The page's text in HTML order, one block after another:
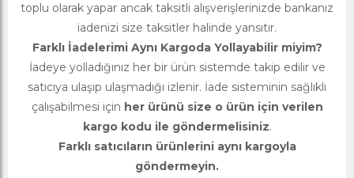
toplu olarak yapar ancak taksitli alışverişlerinizde bankanız
iadenizi size taksitler halinde yansıtır.
Farklı İadelerimi Aynı Kargoda Yollayabilir miyim?
İadeye yolladığınız her bir ürün sistemde takip edilir ve
satıcıya ulaşıp ulaşmadığı izlenir. İade sisteminin sağlıklı
çalışabilmesi için her ürünü size o ürün için verilen
kargo kodu ile göndermelisiniz.
Farklı satıcıların ürünlerini aynı kargoyla
göndermeyin.